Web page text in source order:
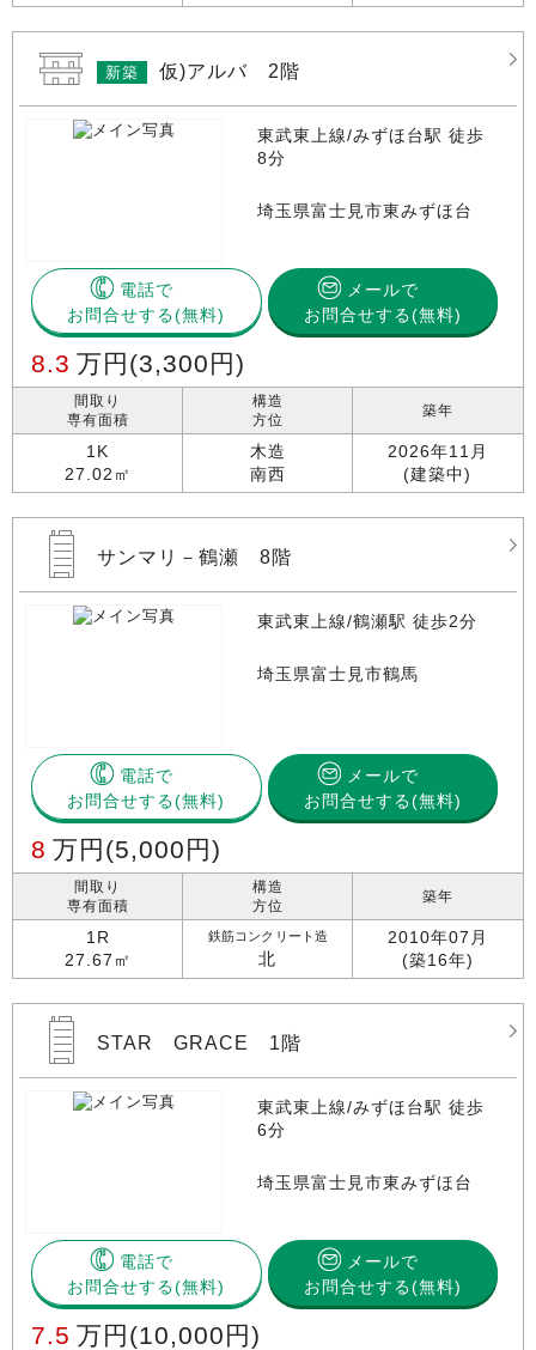
新築 仮)アルバ 2階
東武東上線/みずほ台駅 徒歩
8分
埼玉県富士見市東みずほ台
電話で
お問合せする
メールで
お問合せする(無料)
8.3 万円 (3,300円)
間取り
専有面積
1K
27.02㎡
構造
方位
木造
南西
築年
2026年11月
(建築中)
サンマリ－鶴瀬 8階
東武東上線/鶴瀬駅 徒歩2分
埼玉県富士見市鶴馬
電話で
お問合せする
メールで
お問合せする(無料)
8 万円 (5,000円)
間取り
専有面積
1R
27.67㎡
構造
方位
鉄筋コンクリート造
北
築年
2010年07月
(築16年)
STAR GRACE 1階
東武東上線/みずほ台駅 徒歩
6分
埼玉県富士見市東みずほ台
電話で
お問合せする
メールで
お問合せする(無料)
7.5 万円 (10,000円)